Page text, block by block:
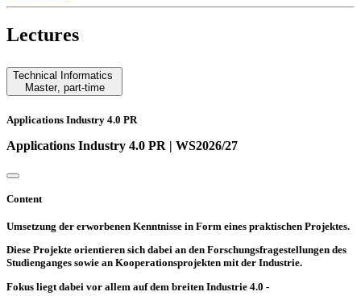
Lectures
Technical Informatics
Master, part-time
Applications Industry 4.0 PR
Applications Industry 4.0 PR | WS2026/27
Content
Umsetzung der erworbenen Kenntnisse in Form eines praktischen Projektes.
Diese Projekte orientieren sich dabei an den Forschungsfragestellungen des
Studienganges sowie an Kooperationsprojekten mit der Industrie.
Fokus liegt dabei vor allem auf dem breiten Industrie 4.0 -